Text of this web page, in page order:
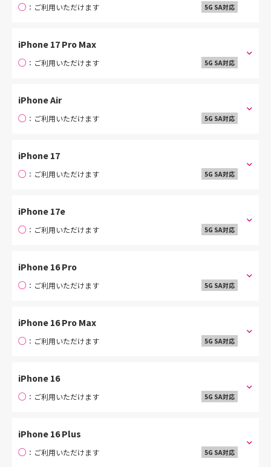
○ ：ご利用いただけます 5G SA対応
iPhone 17 Pro Max
○ ：ご利用いただけます 5G SA対応
iPhone Air
○ ：ご利用いただけます 5G SA対応
iPhone 17
○ ：ご利用いただけます 5G SA対応
iPhone 17e
○ ：ご利用いただけます 5G SA対応
iPhone 16 Pro
○ ：ご利用いただけます 5G SA対応
iPhone 16 Pro Max
○ ：ご利用いただけます 5G SA対応
iPhone 16
○ ：ご利用いただけます 5G SA対応
iPhone 16 Plus
○ ：ご利用いただけます 5G SA対応